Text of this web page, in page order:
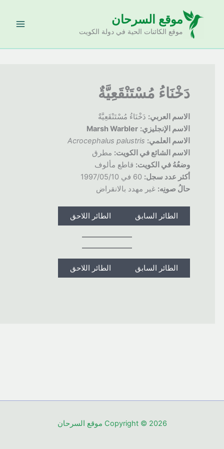
موقع السرحان
موقع الكائنات الحية في دولة الكويت
دَخْنَاءُ مُسْتَنْقَعِيَّةٌ
الاسم العربي:دَخْنَاءُ مُسْتَنْقَعِيَّةٌ
الاسم الإنجليزي: Marsh Warbler
الاسم العلمي: Acrocephalus palustris
الاسم الشائع في الكويت:مطرق
وضعُهُ في الكويت:قاطع مألوف
أكثر عدد سجل:60 في 1997/05/10
حالُصونِه:غير مهدد بالانقراض
الطائر السابق الطائر اللاحق
الطائر السابق الطائر اللاحق
Copyright © 2026 موقع السرحان